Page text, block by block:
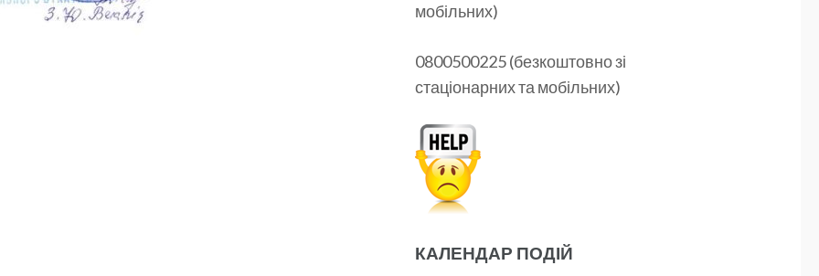
мобільних)
0800500225 (безкоштовно зі
стаціонарних та мобільних)
КАЛЕНДАР ПОДІЙ